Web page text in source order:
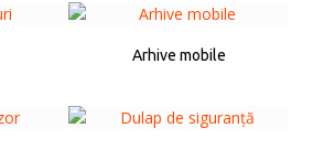
Arhive mobile